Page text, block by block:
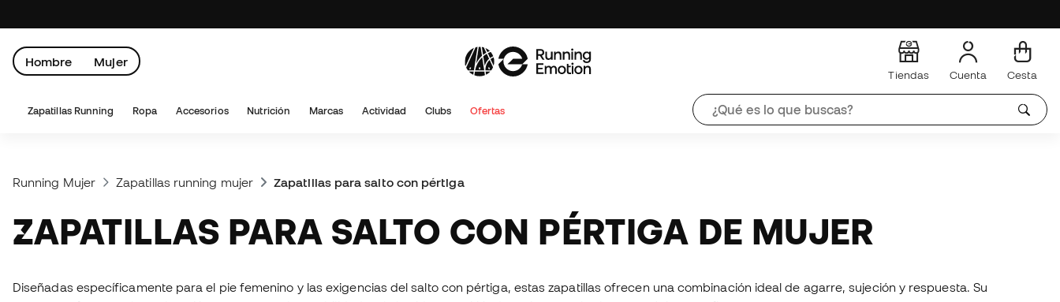
Hombre Mujer
Tiendas Cuenta Cesta
Zapatillas Running Ropa Accesorios Nutrición Marcas Actividad Clubs Ofertas
Running Mujer Zapatillas running mujer Zapatillas para salto con pértiga
ZAPATILLAS PARA SALTO CON PÉRTIGA DE MUJER
Diseñadas específicamente para el pie femenino y las exigencias del salto con pértiga, estas zapatillas ofrecen una combinación ideal de agarre, sujeción y respuesta. Su